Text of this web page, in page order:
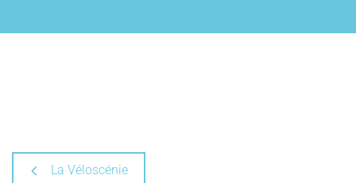
La Véloscénie